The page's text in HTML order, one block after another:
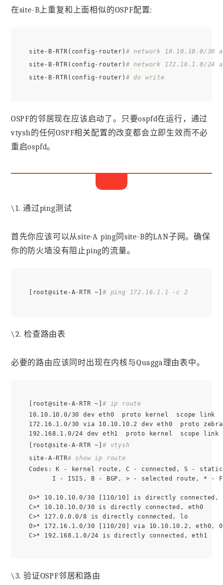
在site-B上重复和上面相似的OSPF配置:
site-B-RTR(config-router) # network 10.10.10.0/30
site-B-RTR(config-router) # network 172.16.1.0/24
site-B-RTR(config-router) # do write
OSPF的邻居现在应该启动了。只要ospfd在运行，通过
vtysh的任何OSPF相关配置的改变都会立即生效而不必
重启ospfd。
\1. 通过ping测试
首先你应该可以从site-A ping同site-B的LAN子网。确保
你的防火墙没有阻止ping的流量。
[root@site-A-RTR ~] # ping 172.16.1.1 -c 2
\2. 检查路由表
必要的路由应该同时出现在内核与Quagga理由表中。
[root@site-A-RTR ~] # ip route
10.10.10.0/30 dev eth0  proto kernel  scope link
172.16.1.0/30 via 10.10.10.2 dev eth0  proto
192.168.1.0/24 dev eth1  proto kernel  scope link
[root@site-A-RTR ~] # vtysh
site-A-RTR# show ip route
Codes: K - kernel route, C - connected, S - static,
I - ISIS, B - BGP, > - selected route, * -
O>* 10.10.10.0/30 [110/10] is directly connected,
C>* 10.10.10.0/30 is directly connected, eth0
C>* 127.0.0.0/8 is directly connected, lo
O>* 172.16.1.0/30 [110/20] via 10.10.10.2, eth0,
\3. 验证OSPF邻居和路由